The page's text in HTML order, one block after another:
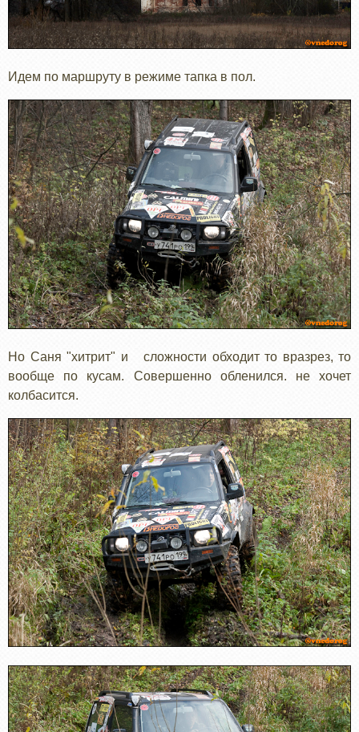
Идем по маршруту в режиме тапка в пол.
Но Саня "хитрит" и сложности обходит то вразрез, то
вообще по кусам. Совершенно обленился. не хочет
колбасится.